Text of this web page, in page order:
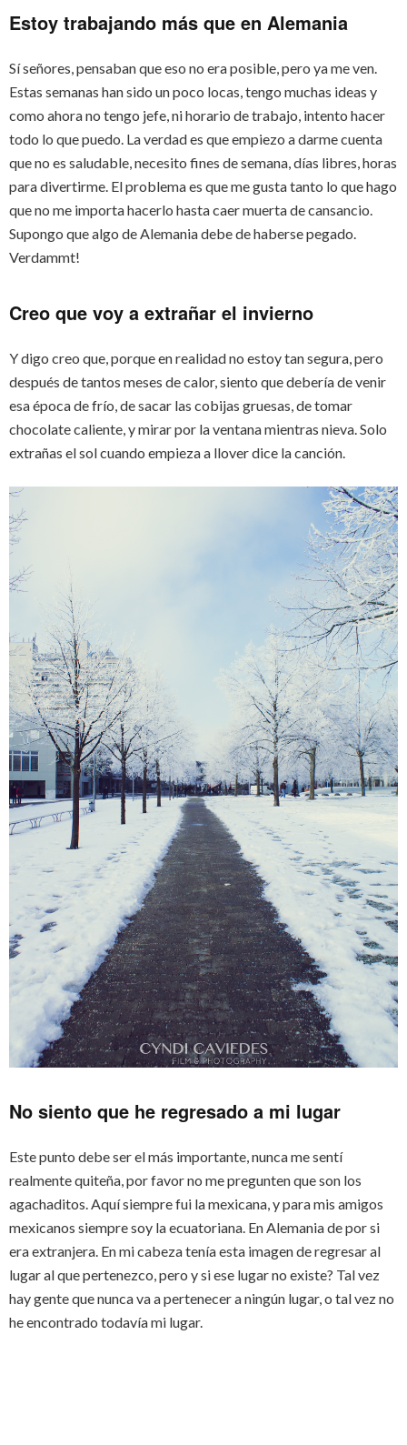
Estoy trabajando más que en Alemania
Sí señores, pensaban que eso no era posible, pero ya me ven.
Estas semanas han sido un poco locas, tengo muchas ideas y
como ahora no tengo jefe, ni horario de trabajo, intento hacer
todo lo que puedo. La verdad es que empiezo a darme cuenta
que no es saludable, necesito fines de semana, días libres, horas
para divertirme. El problema es que me gusta tanto lo que hago
que no me importa hacerlo hasta caer muerta de cansancio.
Supongo que algo de Alemania debe de haberse pegado.
Verdammt!
Creo que voy a extrañar el invierno
Y digo creo que, porque en realidad no estoy tan segura, pero
después de tantos meses de calor, siento que debería de venir
esa época de frío, de sacar las cobijas gruesas, de tomar
chocolate caliente, y mirar por la ventana mientras nieva. Solo
extrañas el sol cuando empieza a llover dice la canción.
No siento que he regresado a mi lugar
Este punto debe ser el más importante, nunca me sentí
realmente quiteña, por favor no me pregunten que son los
agachaditos. Aquí siempre fui la mexicana, y para mis amigos
mexicanos siempre soy la ecuatoriana. En Alemania de por si
era extranjera. En mi cabeza tenía esta imagen de regresar al
lugar al que pertenezco, pero y si ese lugar no existe? Tal vez
hay gente que nunca va a pertenecer a ningún lugar, o tal vez no
he encontrado todavía mi lugar.